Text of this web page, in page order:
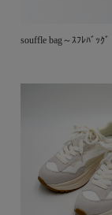
souffle bag～ｽﾌﾚﾊﾞｯｸﾞ